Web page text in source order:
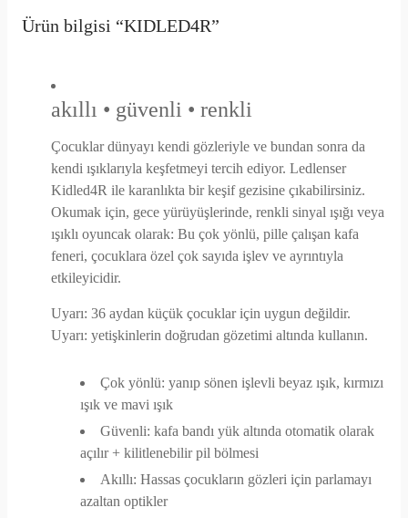
Ürün bilgisi “KIDLED4R”
akıllı • güvenli • renkli
Çocuklar dünyayı kendi gözleriyle ve bundan sonra da
kendi ışıklarıyla keşfetmeyi tercih ediyor. Ledlenser
Kidled4R ile karanlıkta bir keşif gezisine çıkabilirsiniz.
Okumak için, gece yürüyüşlerinde, renkli sinyal ışığı veya
ışıklı oyuncak olarak: Bu çok yönlü, pille çalışan kafa
feneri, çocuklara özel çok sayıda işlev ve ayrıntıyla
etkileyicidir.
Uyarı: 36 aydan küçük çocuklar için uygun değildir.
Uyarı: yetişkinlerin doğrudan gözetimi altında kullanın.
Çok yönlü: yanıp sönen işlevli beyaz ışık, kırmızı
ışık ve mavi ışık
Güvenli: kafa bandı yük altında otomatik olarak
açılır + kilitlenebilir pil bölmesi
Akıllı: Hassas çocukların gözleri için parlamayı
azaltan optikler